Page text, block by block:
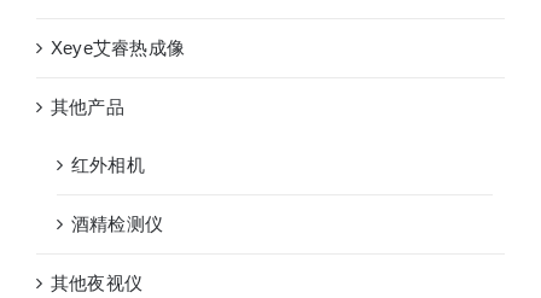
Xeye艾睿热成像
其他产品
红外相机
酒精检测仪
其他夜视仪